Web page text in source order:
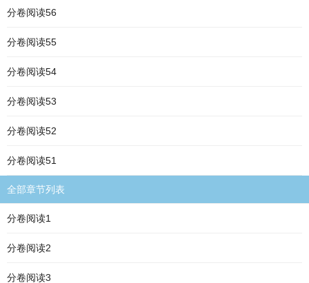
分卷阅读56
分卷阅读55
分卷阅读54
分卷阅读53
分卷阅读52
分卷阅读51
全部章节列表
分卷阅读1
分卷阅读2
分卷阅读3